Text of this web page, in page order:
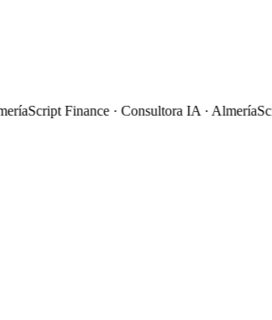
Script Finance · Consultora IA · AlmeríaScript